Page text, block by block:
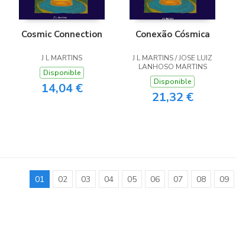
Cosmic Connection
J L MARTINS
Disponible
14,04 €
Conexão Cósmica
J L MARTINS / JOSE LUIZ
LANHOSO MARTINS
Disponible
21,32 €
01 02 03 04 05 06 07 08 09